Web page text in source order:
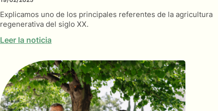
Explicamos uno de los principales referentes de la agricultura
regenerativa del siglo XX.
Leer la noticia